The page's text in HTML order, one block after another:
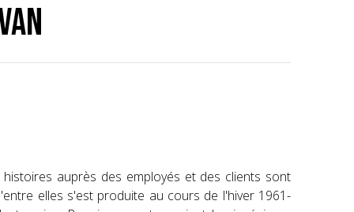
auprès des employés et des clients sont
elles s'est produite au cours de l'hiver 1961-